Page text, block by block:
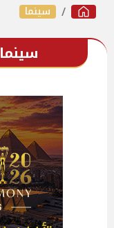
سينما
سينما